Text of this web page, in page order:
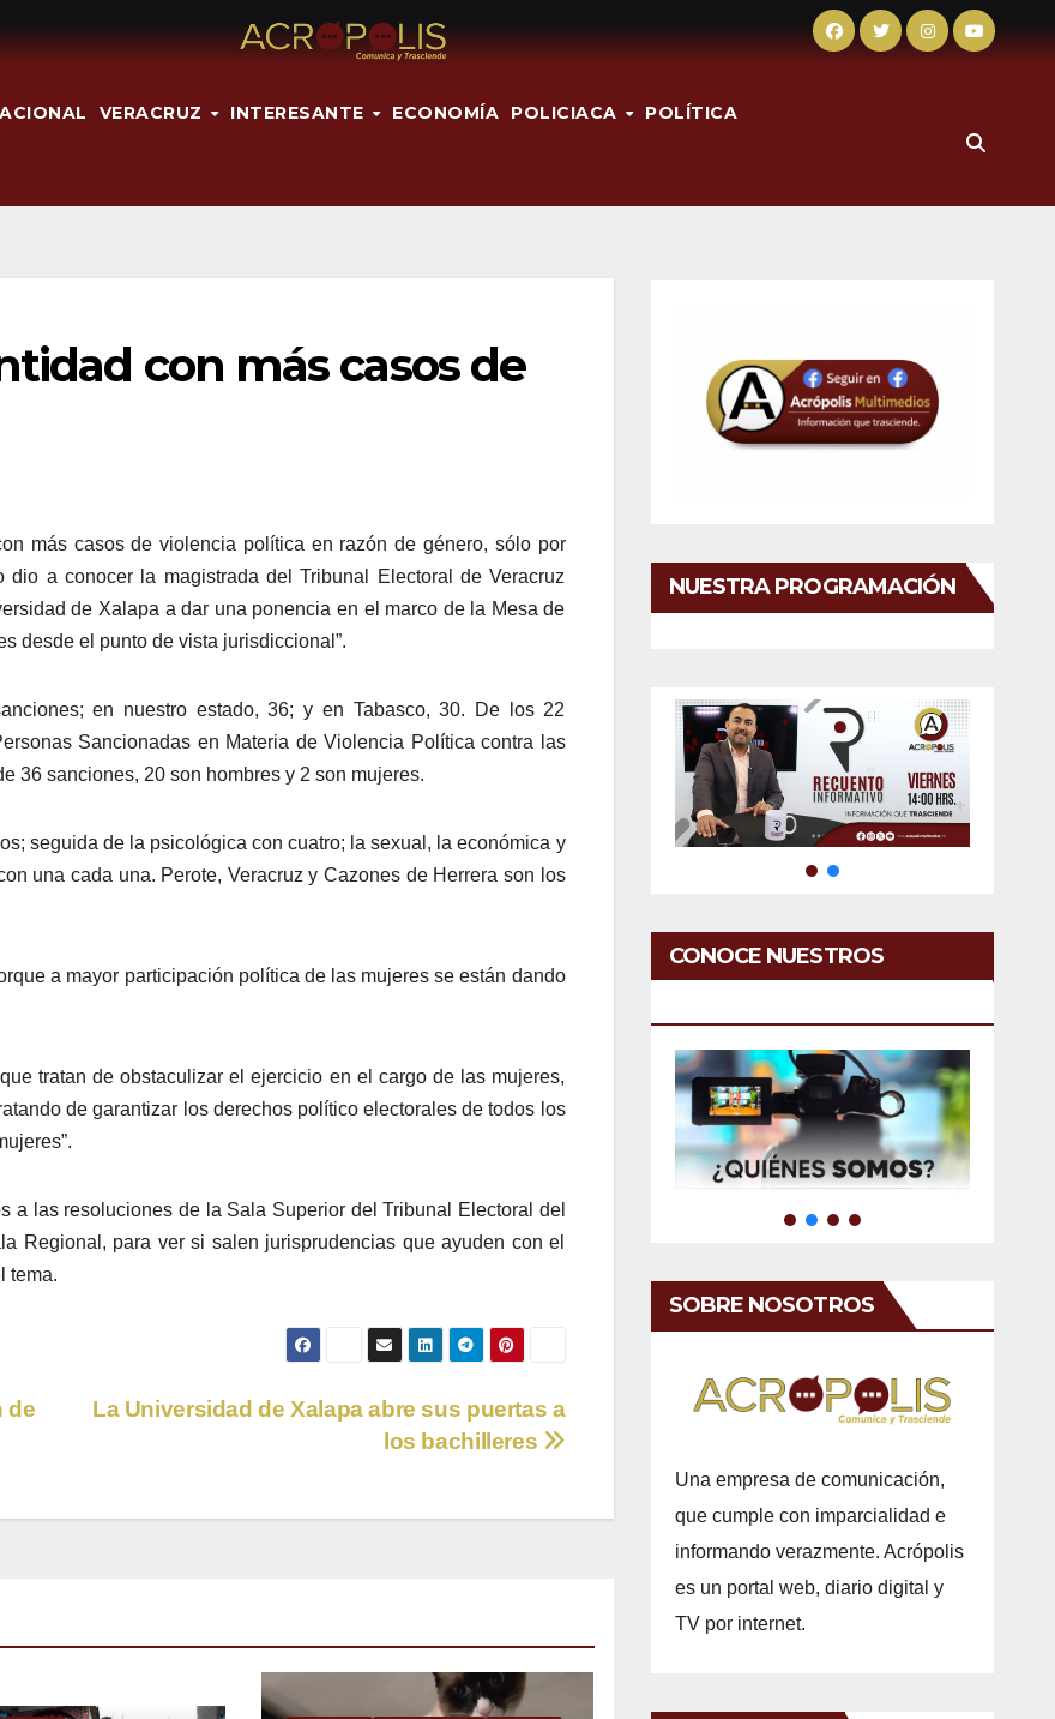
VERACRUZ INTERESANTE ECONOMÍA POLICIACA POLÍTICA
con más casos de
más casos de violencia política en razón de género, sólo por
a conocer la magistrada del Tribunal Electoral de Veracruz
de Xalapa a dar una ponencia en el marco de la Mesa de
desde el punto de vista jurisdiccional”.
en nuestro estado, 36; y en Tabasco, 30. De los 22
Sancionadas en Materia de Violencia Política contra las
36 sanciones, 20 son hombres y 2 son mujeres.
seguida de la psicológica con cuatro; la sexual, la económica y
una cada una. Perote, Veracruz y Cazones de Herrera son los
a mayor participación política de las mujeres se están dando
tratan de obstaculizar el ejercicio en el cargo de las mujeres,
de garantizar los derechos político electorales de todos los
a las resoluciones de la Sala Superior del Tribunal Electoral del
Regional, para ver si salen jurisprudencias que ayuden con el
tema.
La Universidad de Xalapa abre sus puertas a
los bachilleres
de
NUESTRA PROGRAMACIÓN
CONOCE NUESTROS
SOBRE NOSOTROS
Una empresa de comunicación,
que cumple con imparcialidad e
informando verazmente. Acrópolis
es un portal web, diario digital y
TV por internet.